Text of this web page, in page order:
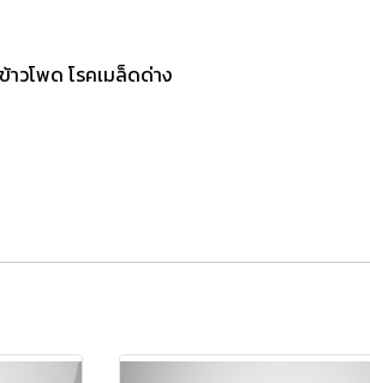
าวโพด โรคเมล็ดด่าง